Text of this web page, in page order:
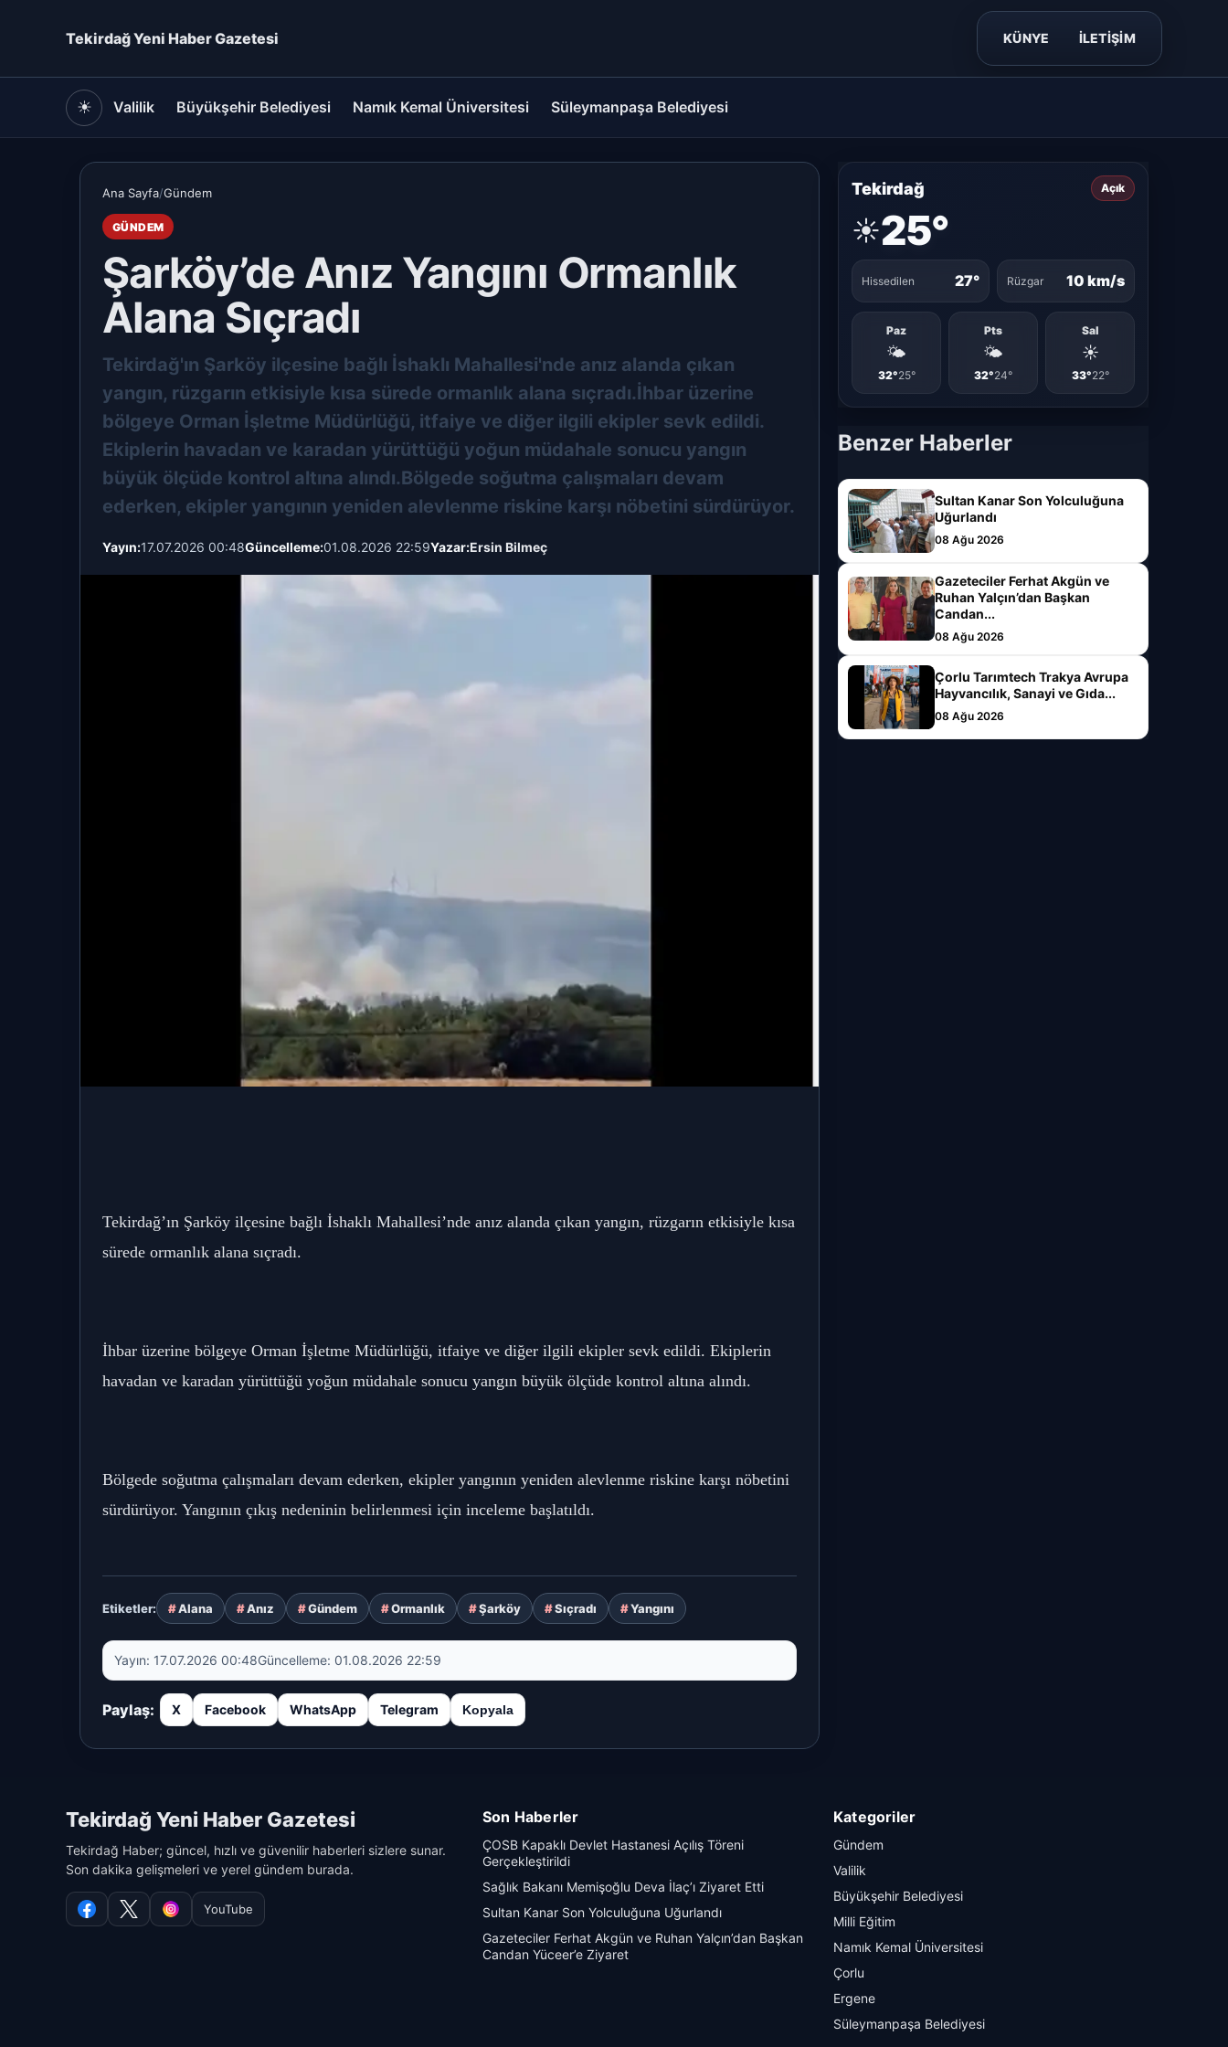
Tekirdağ Yeni Haber Gazetesi KÜNYE İLETİŞİM
☀ Valilik Büyükşehir Belediyesi Namık Kemal Üniversitesi Süleymanpaşa Belediyesi
Ana Sayfa/Gündem
GÜNDEM
Şarköy’de Anız Yangını Ormanlık
Alana Sıçradı
Tekirdağ'ın Şarköy ilçesine bağlı İshaklı Mahallesi'nde anız alanda çıkan
yangın, rüzgarın etkisiyle kısa sürede ormanlık alana sıçradı.İhbar üzerine
bölgeye Orman İşletme Müdürlüğü, itfaiye ve diğer ilgili ekipler sevk edildi.
Ekiplerin havadan ve karadan yürüttüğü yoğun müdahale sonucu yangın
büyük ölçüde kontrol altına alındı.Bölgede soğutma çalışmaları devam
ederken, ekipler yangının yeniden alevlenme riskine karşı nöbetini sürdürüyor.
Yayın:17.07.2026 00:48Güncelleme:01.08.2026 22:59Yazar:Ersin Bilmeç
Tekirdağ’ın Şarköy ilçesine bağlı İshaklı Mahallesi’nde anız alanda çıkan yangın, rüzgarın etkisiyle kısa
sürede ormanlık alana sıçradı.
İhbar üzerine bölgeye Orman İşletme Müdürlüğü, itfaiye ve diğer ilgili ekipler sevk edildi. Ekiplerin
havadan ve karadan yürüttüğü yoğun müdahale sonucu yangın büyük ölçüde kontrol altına alındı.
Bölgede soğutma çalışmaları devam ederken, ekipler yangının yeniden alevlenme riskine karşı nöbetini
sürdürüyor. Yangının çıkış nedeninin belirlenmesi için inceleme başlatıldı.
Etiketler: Alana Anız Gündem Ormanlık Şarköy Sıçradı Yangını
Yayın: 17.07.2026 00:48Güncelleme: 01.08.2026 22:59
Paylaş: X Facebook WhatsApp Telegram Kopyala
Tekirdağ Açık
☀️25°
Hissedilen 27° Rüzgar 10 km/s
Paz
🌤️
32°25°
Pts
🌤️
32°24°
Sal
☀️
33°22°
Benzer Haberler
Sultan Kanar Son Yolculuğuna
Uğurlandı
08 Ağu 2026
Gazeteciler Ferhat Akgün ve
Ruhan Yalçın’dan Başkan
Candan...
08 Ağu 2026
Çorlu Tarımtech Trakya Avrupa
Hayvancılık, Sanayi ve Gıda...
08 Ağu 2026
Tekirdağ Yeni Haber Gazetesi
Tekirdağ Haber; güncel, hızlı ve güvenilir haberleri sizlere sunar.
Son dakika gelişmeleri ve yerel gündem burada.
Facebook
X InstagramYouTube
Son Haberler
ÇOSB Kapaklı Devlet Hastanesi Açılış Töreni
Gerçekleştirildi
Sağlık Bakanı Memişoğlu Deva İlaç’ı Ziyaret Etti
Sultan Kanar Son Yolculuğuna Uğurlandı
Gazeteciler Ferhat Akgün ve Ruhan Yalçın’dan Başkan
Candan Yüceer’e Ziyaret
Kategoriler
Gündem
Valilik
Büyükşehir Belediyesi
Milli Eğitim
Namık Kemal Üniversitesi
Çorlu
Ergene
Süleymanpaşa Belediyesi